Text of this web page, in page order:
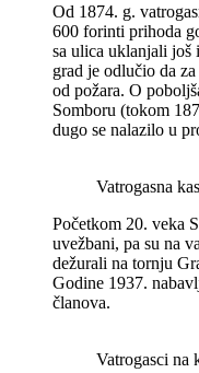
Od 1874. g.
600 forinti prihoda
sa ulica uklanjali još
grad je odlučio da
od požara. O
Somboru (tokom
dugo se nalazilo u
Vatrogasna
Početkom 20. veka
uvežbani, pa su na
dežurali na tornju
Godine 1937.
članova.
Vatrogasci na